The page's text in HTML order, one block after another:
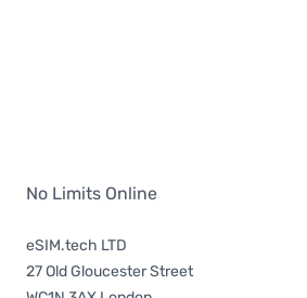
No Limits Online
eSIM.tech LTD
27 Old Gloucester Street